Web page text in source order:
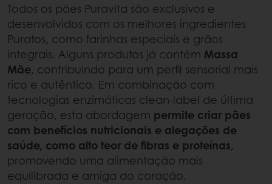
Todos os pães Puravita são exclusivos e
desenvolvidos com os melhores ingredientes
Puratos, como farinhas especiais e grãos
integrais. Alguns produtos já contém Massa
Mãe, contribuindo para um perfil sensorial mais
rico e autêntico. Em combinação com
tecnologias enzimáticas clean-label de última
geração, esta abordagem permite criar pães
com benefícios nutricionais e alegações de
saúde, como alto teor de fibras e proteínas,
promovendo uma alimentação mais
equilibrada e amiga do coração.